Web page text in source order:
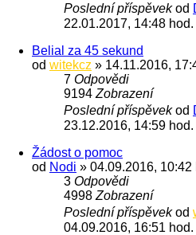
Poslední příspěvekod
22.01.2017, 14:48 hod.
Belial za 45 sekund
od witekcz » 14.11.2016,
7 Odpovědi
9194 Zobrazení
Poslední příspěvekod
23.12.2016, 14:59 hod.
Žádost o pomoc
od Nodi » 04.09.2016, 10:42
3 Odpovědi
4998 Zobrazení
Poslední příspěvekod
04.09.2016, 16:51 hod.